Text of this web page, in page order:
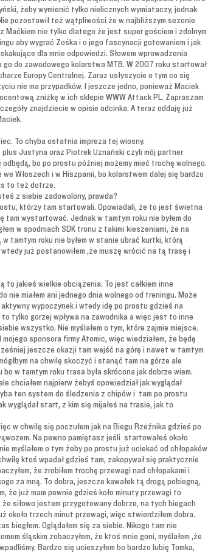
żeby wymienić tylko nielicznych wymiataczy, jednak
pozostawił też wątpliwości że w najbliższym sezonie
nie tylko dlatego że jest super gościem i zdolnym
aby wygrać Zośka i o jego fascynacji gotowaniem i jak
dla mnie odpowiedzi. Słowem wprowadzenia
do zawodowego kolarstwa MTB. W 2007 roku startował
Europy Centralnej. Zaraz usłyszycie o tym co się
nie ma przypadków. I jeszcze jedno, ponieważ Maciek
zniżkę w ich sklepie WWW Attack PL. Zapraszam
znajdziecie w opisie odcinka. A teraz oddaję już
To chyba ostatnia impreza tej wiosny.
Justyna oraz Piotrek Uznański czyli mój partner
bo po prostu później możemy mieć trochę wolnego.
Włoszech i w Hiszpanii, bo kolarstwem dalej się bardzo
to też dotrze.
z siebie zadowolony, prawda?
którzy tam startowali. Opowiadali, że to jest świetna
tam wystartować. Jednak w tamtym roku nie byłem do
w spodniach SDK tronu z takimi kieszeniami, że na
tamtym roku nie byłem w stanie ubrać kurtki, którą
już postanowiłem ,że muszę wrócić na tą trasę i
to jakieś wielkie obciążenia. To jest całkiem inne
nie miałem ani jednego dnia wolnego od treningu. Może
wypoczynek i wtedy idę po prostu gdzieś na
tylko gorzej wpływa na zawodnika a więc jest to inne
wszystko. Nie myślałem o tym, które zajmie miejsce.
sponsora firmy Atomic, więc wiedziałem, że będę
jeszcze okazji tam wejść na górę i nawet w tamtym
na chwilę skoczyć i stanąć tam na górze ale
w tamtym roku trasa była skrócona jak dobrze wiem.
chciałem najpierw żebyś opowiedział jak wyglądał
ten system do śledzenia z chipów i tam po prostu
wyglądał start, z kim się mijałeś na trasie, jak to
w chwilę się poczułem jak na Biegu Rzeźnika gdzieś po
Na pewno pamiętasz jeśli startowałeś około
myślałem o tym żeby po prostu już uciekać od chłopaków
ktoś wpadał gdzieś tam, zakopywał się praktycznie
że zrobiłem trochę przewagi nad chłopakami i
za mną. To dobra, jeszcze kawałek tą drogą pobiegną,
że już mam pewnie gdzieś koło minuty przewagi to
siłowo jestem przygotowany dobrze, na tych biegach
około trzech minut przewagi, więc stwierdziłem dobra.
biegłem. Oglądałem się za siebie. Nikogo tam nie
śląskim zobaczyłem, że ktoś mnie goni, myślałem ,że
Bardzo się ucieszyłem bo bardzo lubię Tomka,